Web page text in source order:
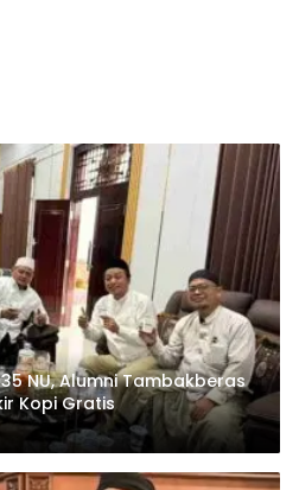
NU, Alumni Tambakberas
Kopi Gratis